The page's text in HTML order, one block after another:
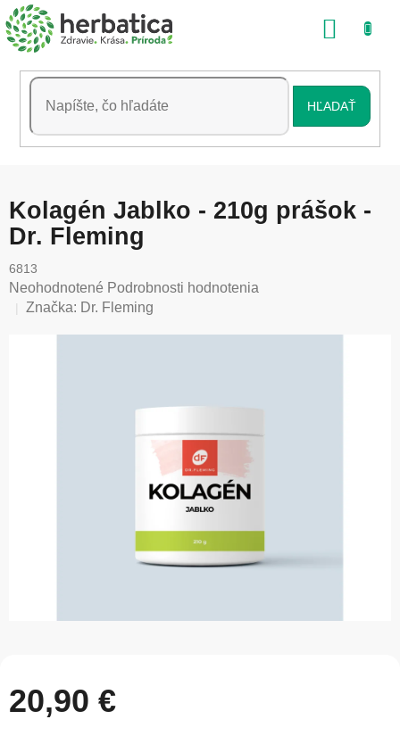
Prejsť
na
obsah
HĽADAŤ
Kolagén Jablko - 210g prášok -
Dr. Fleming
6813
Priemerné
hodnotenie
Neohodnotené Podrobnosti hodnotenia
Značka: Dr. Fleming
20,90 €